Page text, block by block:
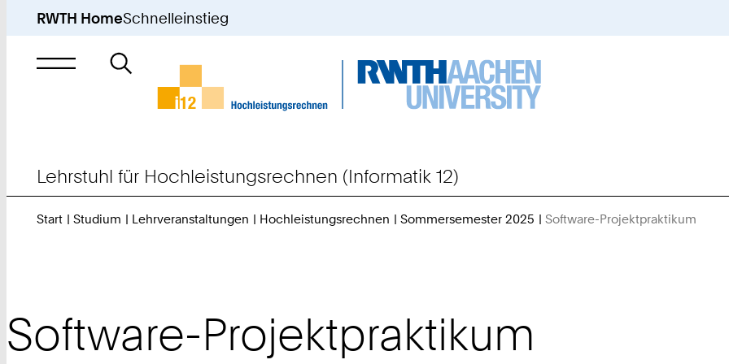
RWTH HomeSchnelleinstieg
Suche
nach
Lehrstuhl für Hochleistungsrechnen (Informatik 12)
Start Studium Lehrveranstaltungen Hochleistungsrechnen Sommersemester 2025 Software-Projektpraktikum
Software-Projektpraktikum